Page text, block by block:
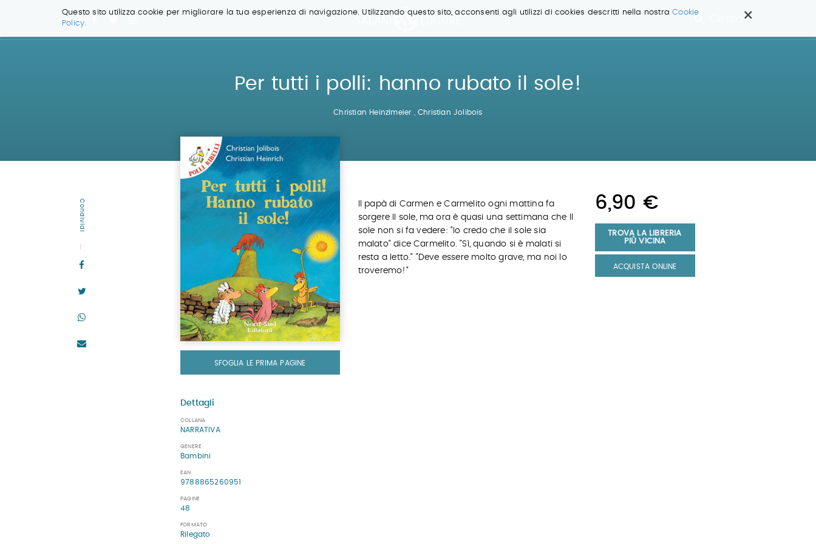
×
Questo sito utilizza cookie per migliorare la tua esperienza di navigazione. Utilizzando questo sito, acconsenti agli utilizzi di cookies descritti nella nostraCookie
Policy.
Cerca ...
Per tutti i polli: hanno rubato il sole!
Christian Heinzlmeier ,Christian Jolibois
Condividi
SFOGLIA LE PRIMA PAGINE
Dettagli
COLLANA
NARRATIVA
GENERE
Bambini
EAN
9788865260951
PAGINE
48
FORMATO
Rilegato
Il papà di Carmen e Carmelito ogni mattina fa
sorgere II sole, ma ora è quasi una settimana che Il
sole non si fa vedere: "Io credo che il sole sia
malato" dice Carmelito. "Sì, quando si è malati si
resta a letto." "Deve essere molto grave, ma noi lo
troveremo!"
6,90 €
TROVA LA LIBRERIA
PIÙ VICINA
ACQUISTA ONLINE